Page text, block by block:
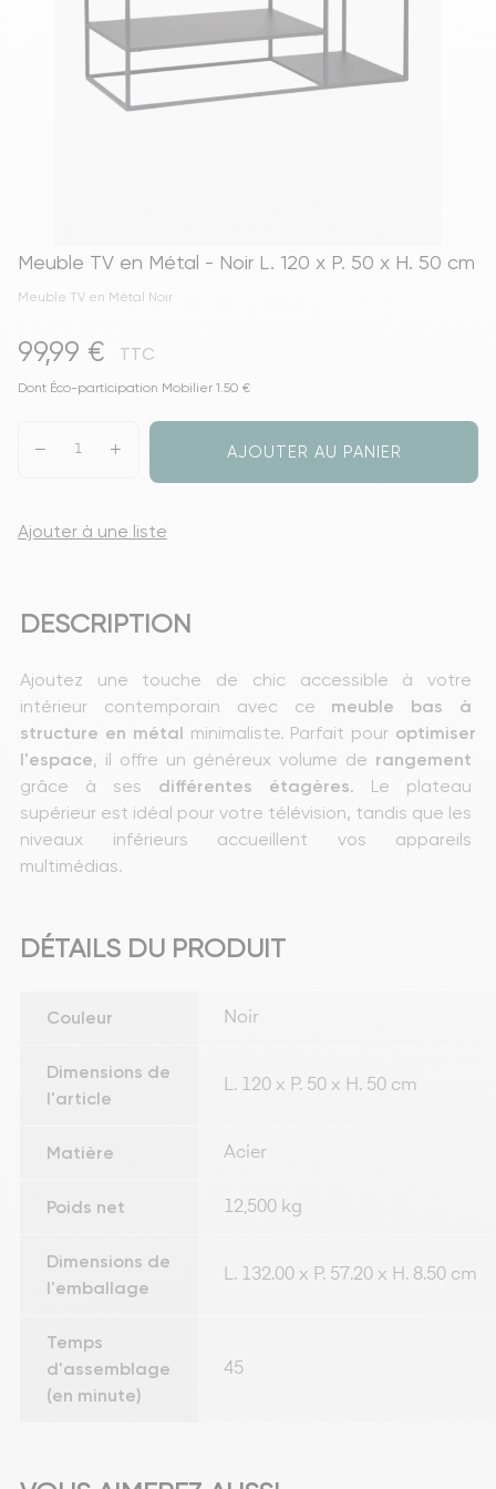
Meuble TV en Métal - Noir L. 120 x P. 50 x H. 50 cm
Meuble TV en Métal Noir
99,99 € TTC
Dont Éco-participation Mobilier 1.50 €
AJOUTER AU PANIER
Ajouter à une liste
DESCRIPTION
Ajoutez une touche de chic accessible à votre
intérieur contemporain avec ce meuble bas à
structure en métal minimaliste. Parfait pour optimiser
l'espace, il offre un généreux volume de rangement
grâce à ses différentes étagères. Le plateau
supérieur est idéal pour votre télévision, tandis que les
niveaux inférieurs accueillent vos appareils
multimédias.
DÉTAILS DU PRODUIT
Couleur Noir
Dimensions de
l'article
L. 120 x P. 50 x H. 50 cm
Matière Acier
Poids net 12,500 kg
Dimensions de
l'emballage
L. 132.00 x P. 57.20 x H. 8.50 cm
Temps
d'assemblage
(en minute)
45